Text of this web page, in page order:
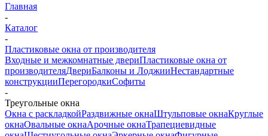
Главная
-
Каталог
-
Пластиковые окна от производителя
Входные и межкомнатные двериПластиковые окна от
производителяДвериБалконы и ЛоджииНестандартные
конструкцииПерегородкиСофиты
-
Треугольные окна
Окна с раскладкойРаздвижные окнаШтульповые окнаКруглые
окнаОвальные окнаАрочные окнаТрапециевидные